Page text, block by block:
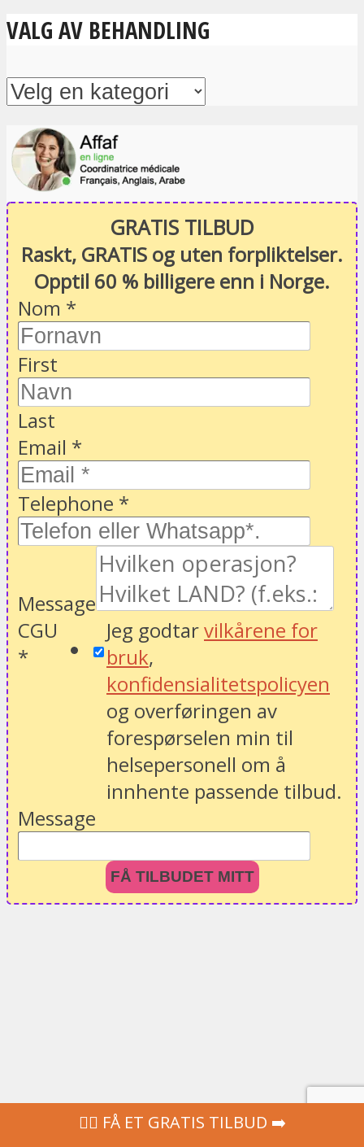
VALG AV BEHANDLING
GRATIS TILBUD
Raskt, GRATIS og uten forpliktelser.
Opptil 60 % billigere enn i Norge.
Nom *
First
Last
Email *
Telephone *
Message
CGU
*
Jeg godtarvilkårene for
bruk,
konfidensialitetspolicyen
og overføringen av
forespørselen min til
helsepersonell om å
innhente passende tilbud.
Message
FÅ TILBUDET MITT
‍👩‍⚕ FÅ ET GRATIS TILBUD ➡️